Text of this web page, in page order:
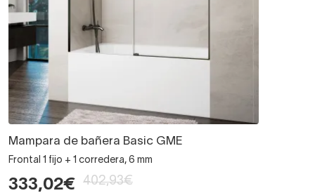
Mampara de bañera Basic GME
Frontal 1 fijo + 1 corredera, 6 mm
333,02€ 402,93€